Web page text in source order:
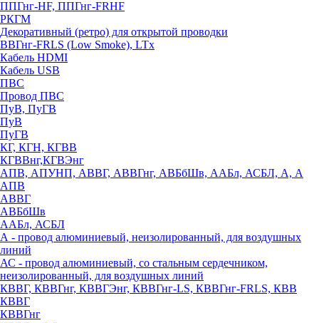
ППГнг-HF, ППГнг-FRHF
РКГМ
Декоративный (ретро) для открытой проводки
ВВГнг-FRLS (Low Smoke), LTx
Кабель HDMI
Кабель USB
ПВС
Провод ПВС
ПуВ, ПуГВ
ПуВ
ПуГВ
КГ, КГН, КГВВ
КГВВнг,КГВЭнг
АПВ, АПУНП, АВВГ, АВВГнг, АВБбШв, ААБл, АСБЛ, А, А
АПВ
АВВГ
АВБбШв
ААБл, АСБЛ
А - провод алюминиевый, неизолированный, для воздушных
линий
АС - провод алюминиевый, со стальным сердечником,
неизолированный, для воздушных линий
КВВГ, КВВГнг, КВВГЭнг, КВВГнг-LS, КВВГнг-FRLS, КВВ
КВВГ
КВВГнг